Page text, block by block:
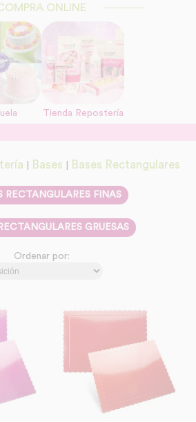
ONLINE
Tienda Repostería
Bases Bases Rectangulares
RECTANGULARES FINAS
GRUESAS
Ordenar por: